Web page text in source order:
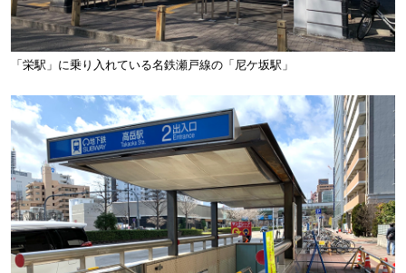
「栄駅」に乗り入れている名鉄瀬戸線の「尼ケ坂駅」